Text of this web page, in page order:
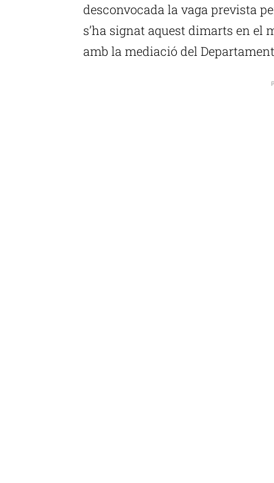
desconvocada la vaga prevista
s’ha signat aquest dimarts en el
amb la mediació del